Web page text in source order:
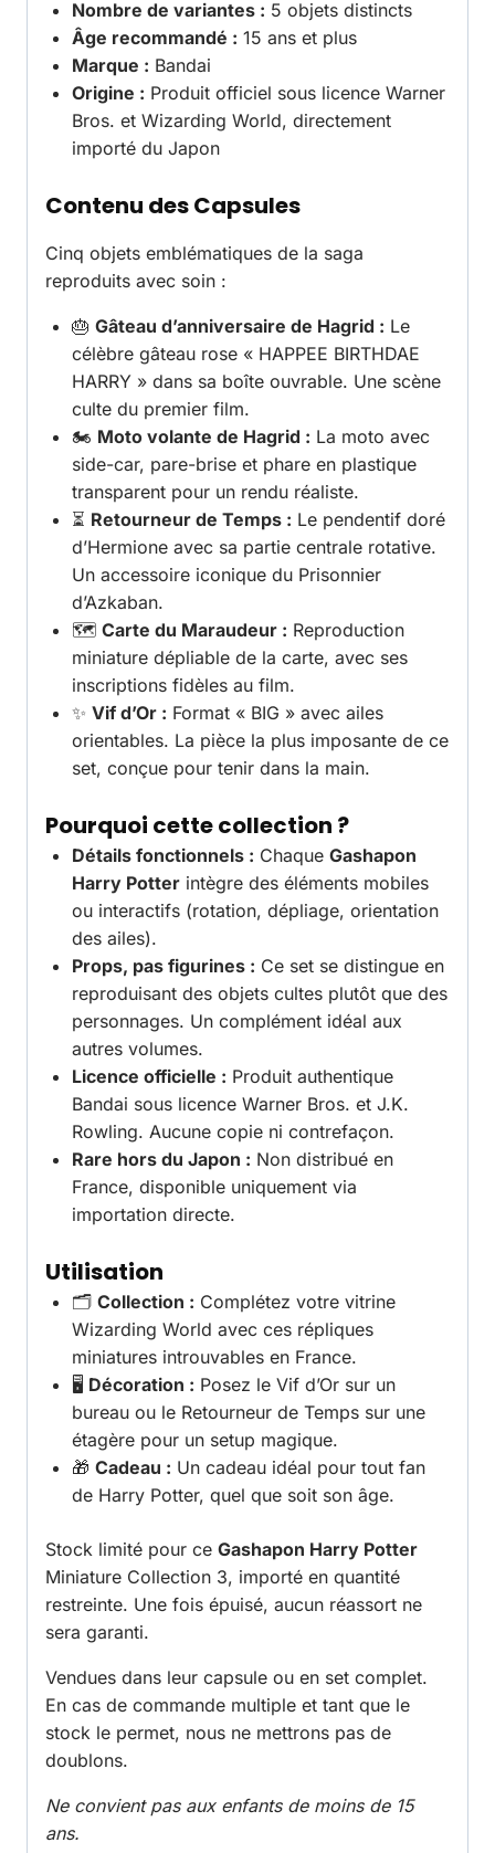
Nombre de variantes : 5 objets distincts
Âge recommandé : 15 ans et plus
Marque : Bandai
Origine : Produit officiel sous licence Warner
Bros. et Wizarding World, directement
importé du Japon
Contenu des Capsules
Cinq objets emblématiques de la saga
reproduits avec soin :
🎂 Gâteau d’anniversaire de Hagrid : Le
célèbre gâteau rose « HAPPEE BIRTHDAE
HARRY » dans sa boîte ouvrable. Une scène
culte du premier film.
🏍️ Moto volante de Hagrid : La moto avec
side-car, pare-brise et phare en plastique
transparent pour un rendu réaliste.
⏳ Retourneur de Temps : Le pendentif doré
d’Hermione avec sa partie centrale rotative.
Un accessoire iconique du Prisonnier
d’Azkaban.
🗺️ Carte du Maraudeur : Reproduction
miniature dépliable de la carte, avec ses
inscriptions fidèles au film.
✨ Vif d’Or : Format « BIG » avec ailes
orientables. La pièce la plus imposante de ce
set, conçue pour tenir dans la main.
Pourquoi cette collection ?
Détails fonctionnels : Chaque Gashapon
Harry Potter intègre des éléments mobiles
ou interactifs (rotation, dépliage, orientation
des ailes).
Props, pas figurines : Ce set se distingue en
reproduisant des objets cultes plutôt que des
personnages. Un complément idéal aux
autres volumes.
Licence officielle : Produit authentique
Bandai sous licence Warner Bros. et J.K.
Rowling. Aucune copie ni contrefaçon.
Rare hors du Japon : Non distribué en
France, disponible uniquement via
importation directe.
Utilisation
🗂️ Collection : Complétez votre vitrine
Wizarding World avec ces répliques
miniatures introuvables en France.
🖥️ Décoration : Posez le Vif d’Or sur un
bureau ou le Retourneur de Temps sur une
étagère pour un setup magique.
🎁 Cadeau : Un cadeau idéal pour tout fan
de Harry Potter, quel que soit son âge.
Stock limité pour ce Gashapon Harry Potter
Miniature Collection 3, importé en quantité
restreinte. Une fois épuisé, aucun réassort ne
sera garanti.
Vendues dans leur capsule ou en set complet.
En cas de commande multiple et tant que le
stock le permet, nous ne mettrons pas de
doublons.
Ne convient pas aux enfants de moins de 15
ans.